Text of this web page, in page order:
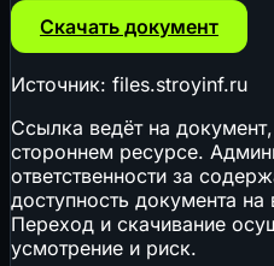
Скачать документ
Источник: files.stroyinf.ru
Ссылка ведёт на
стороннем ресурсе.
ответственности за
доступность документа
Переход и скачивание
усмотрение и риск.